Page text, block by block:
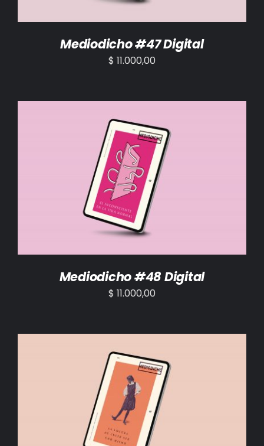
Mediodicho #47 Digital
$ 11.000,00
AÑADIR AL CARRITO /
Mediodicho #48 Digital
$ 11.000,00
AÑADIR AL CARRITO /